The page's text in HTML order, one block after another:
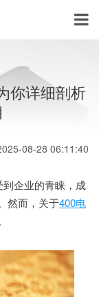
你详细剖析
08-28 06:11:40
企业的青睐，成
然而，关于400电